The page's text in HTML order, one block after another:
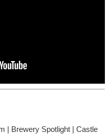
| Brewery Spotlight | Castle